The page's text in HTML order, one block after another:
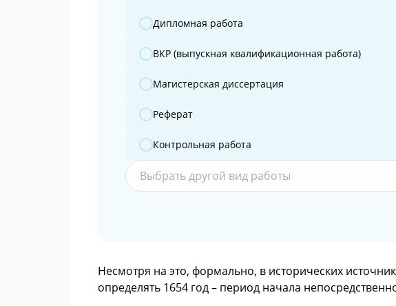
Дипломная работа
ВКР (выпускная квалификационная работа)
Магистерская диссертация
Реферат
Контрольная работа
Выбрать другой вид работы
Несмотря на это, формально, в исторических
определять 1654 год – период начала